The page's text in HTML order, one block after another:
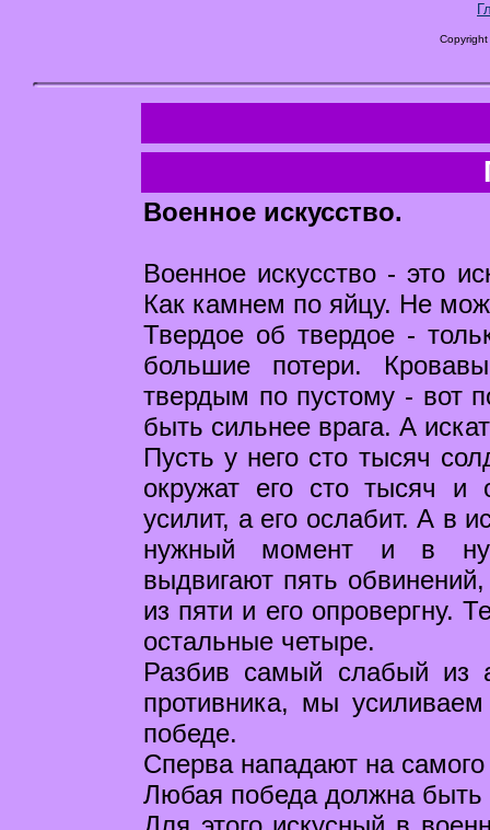
Военное искусство.
Военное искусство - это
Как камнем по яйцу. Не
Твердое об твердое -
большие потери.
твердым по пустому - вот
быть сильнее врага. А
Пусть у него сто тысяч
окружат его сто тысяч и
усилит, а его ослабит. А в
нужный момент и в
выдвигают пять
из пяти и его опровергну.
остальные четыре.
Разбив самый слабый из
противника, мы
победе.
Сперва нападают на самого
Любая победа должна быть